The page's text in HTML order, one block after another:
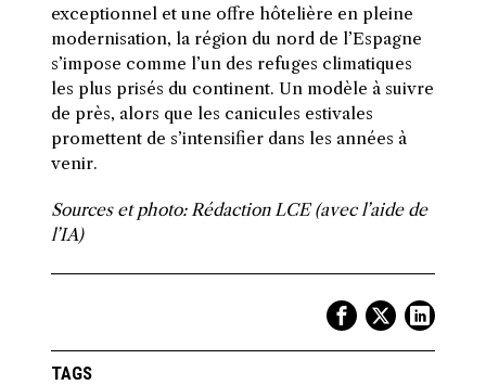
exceptionnel et une offre hôtelière en pleine
modernisation, la région du nord de l’Espagne
s’impose comme l’un des refuges climatiques
les plus prisés du continent. Un modèle à suivre
de près, alors que les canicules estivales
promettent de s’intensifier dans les années à
venir.
Sources et photo: Rédaction LCE (avec l’aide de
l’IA)
TAGS